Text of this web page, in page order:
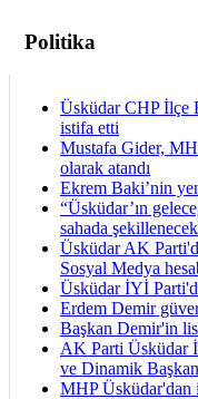
Politika
Üsküdar CHP İlçe
istifa etti
Mustafa Gider,
olarak atandı
Ekrem Baki’nin
“Üsküdar’ın
sahada
Üsküdar AK
Sosyal Medya
Üsküdar İYİ
Erdem Demir
Başkan Demir'in
AK Parti Üsküdar
ve Dinamik
MHP Üsküdar'dan